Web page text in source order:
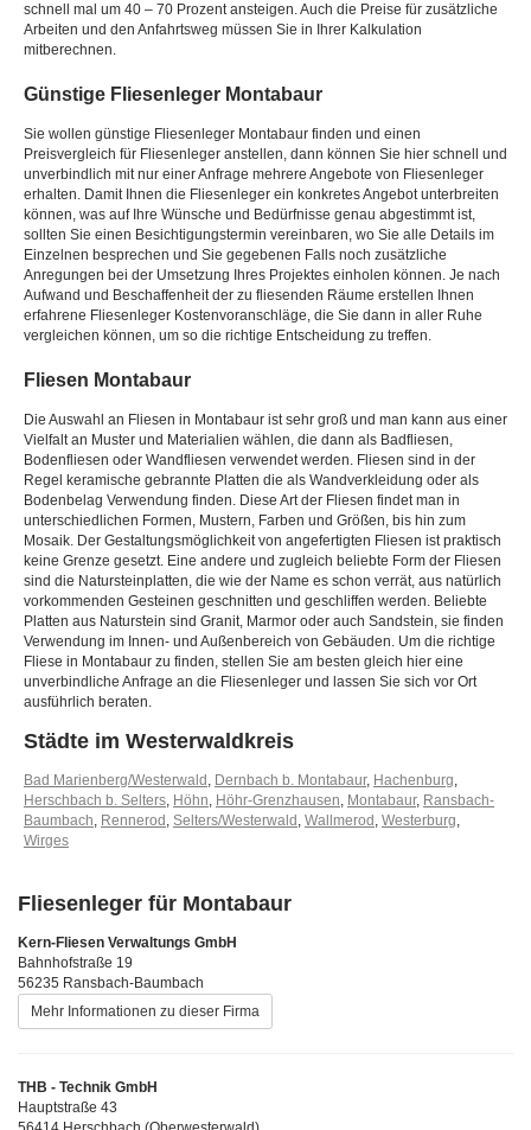
schnell mal um 40 – 70 Prozent ansteigen. Auch die Preise für zusätzliche
Arbeiten und den Anfahrtsweg müssen Sie in Ihrer Kalkulation
mitberechnen.
Günstige Fliesenleger Montabaur
Sie wollen günstige Fliesenleger Montabaur finden und einen
Preisvergleich für Fliesenleger anstellen, dann können Sie hier schnell und
unverbindlich mit nur einer Anfrage mehrere Angebote von Fliesenleger
erhalten. Damit Ihnen die Fliesenleger ein konkretes Angebot unterbreiten
können, was auf Ihre Wünsche und Bedürfnisse genau abgestimmt ist,
sollten Sie einen Besichtigungstermin vereinbaren, wo Sie alle Details im
Einzelnen besprechen und Sie gegebenen Falls noch zusätzliche
Anregungen bei der Umsetzung Ihres Projektes einholen können. Je nach
Aufwand und Beschaffenheit der zu fliesenden Räume erstellen Ihnen
erfahrene Fliesenleger Kostenvoranschläge, die Sie dann in aller Ruhe
vergleichen können, um so die richtige Entscheidung zu treffen.
Fliesen Montabaur
Die Auswahl an Fliesen in Montabaur ist sehr groß und man kann aus einer
Vielfalt an Muster und Materialien wählen, die dann als Badfliesen,
Bodenfliesen oder Wandfliesen verwendet werden. Fliesen sind in der
Regel keramische gebrannte Platten die als Wandverkleidung oder als
Bodenbelag Verwendung finden. Diese Art der Fliesen findet man in
unterschiedlichen Formen, Mustern, Farben und Größen, bis hin zum
Mosaik. Der Gestaltungsmöglichkeit von angefertigten Fliesen ist praktisch
keine Grenze gesetzt. Eine andere und zugleich beliebte Form der Fliesen
sind die Natursteinplatten, die wie der Name es schon verrät, aus natürlich
vorkommenden Gesteinen geschnitten und geschliffen werden. Beliebte
Platten aus Naturstein sind Granit, Marmor oder auch Sandstein, sie finden
Verwendung im Innen- und Außenbereich von Gebäuden. Um die richtige
Fliese in Montabaur zu finden, stellen Sie am besten gleich hier eine
unverbindliche Anfrage an die Fliesenleger und lassen Sie sich vor Ort
ausführlich beraten.
Städte im Westerwaldkreis
Bad Marienberg/Westerwald , Dernbach b. Montabaur, Hachenburg,
Herschbach b. Selters, Höhn, Höhr-Grenzhausen, Montabaur, Ransbach-
Baumbach, Rennerod , Selters/Westerwald , Wallmerod , Westerburg,
Wirges
Fliesenleger für Montabaur
Kern-Fliesen Verwaltungs GmbH
Bahnhofstraße 19
56235 Ransbach-Baumbach
Mehr Informationen zu dieser Firma
THB - Technik GmbH
Hauptstraße 43